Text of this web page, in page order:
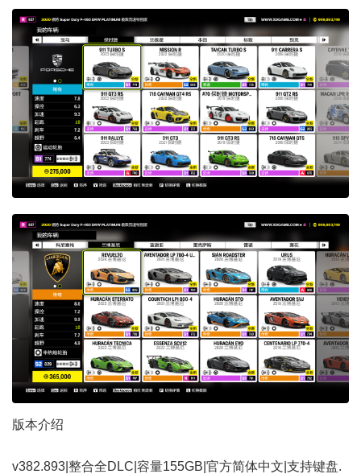
版本介绍
v382.893|整合全DLC|容量155GB|官方简体中文|支持键盘.